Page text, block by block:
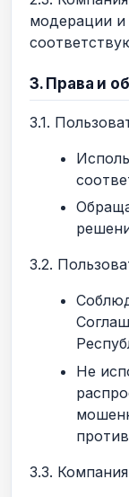
модерации и
3. Права и
3.1.
3.2.
Не
3.3.